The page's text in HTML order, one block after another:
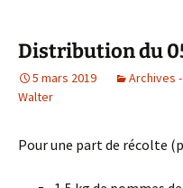
Distribution du
5 mars 2019 Archives
Walter
Pour une part de récolte